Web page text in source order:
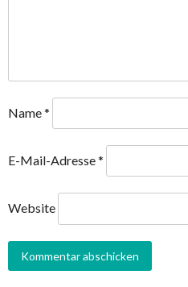
Name*
E-Mail-Adresse*
Website